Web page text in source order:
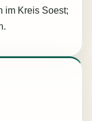
im Kreis Soest;